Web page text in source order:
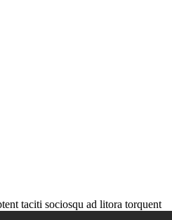
taciti sociosqu ad litora torquent